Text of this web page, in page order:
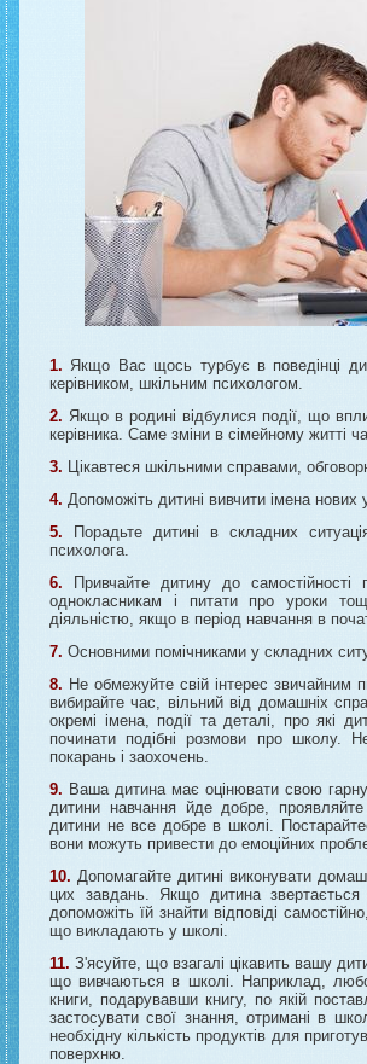
1. Якщо Вас щось турбує в поведінці
керівником, шкільним психологом.
2. Якщо в родині відбулися події, що
керівника. Саме зміни в сімейному житті
3. Цікавтеся шкільними справами,
4. Допоможіть дитині вивчити імена нових
5. Порадьте дитині в складних
психолога.
6. Привчайте дитину до
однокласникам і питати про уроки
діяльністю, якщо в період навчання в
7. Основними помічниками у складних
8. Не обмежуйте свій інтерес
вибирайте час, вільний від домашніх
окремі імена, події та деталі, про які
починати подібні розмови про школу.
покарань і заохочень.
9. Ваша дитина має оцінювати свою
дитини навчання йде добре,
дитини не все добре в школі.
вони можуть привести до емоційних
10. Допомагайте дитині виконувати
цих завдань. Якщо дитина
допоможіть їй знайти відповіді
що викладають у школі.
11. З'ясуйте, що взагалі цікавить вашу
що вивчаються в школі. Наприклад,
книги, подарувавши книгу, по якій
застосувати свої знання, отримані в
необхідну кількість продуктів для
поверхню.